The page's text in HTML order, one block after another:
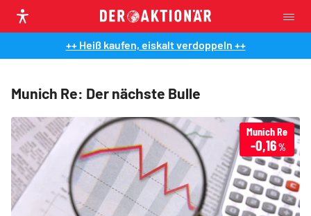
++ Heiß kaufen, eiskalt verdoppeln ++
Munich Re: Der nächste Bulle
Munich Re
-0,16%